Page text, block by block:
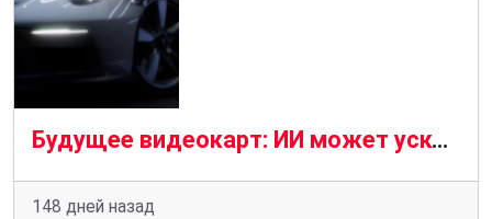
Будущее видеокарт: ИИ может ускорить трассировку лучей в миллион раз
148 дней назад